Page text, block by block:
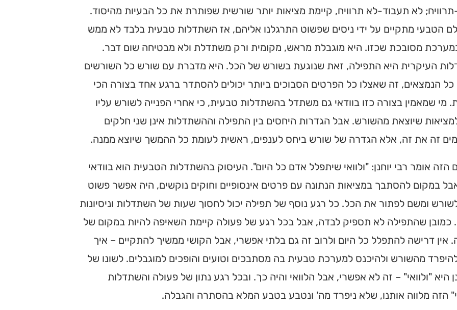
לא תעבוד-לא תרוויח, קיימת מציאות יותר שורשית שפותרת את כל הבעיות מהיסוד.
הטבעי מתקיים על ידי ניסים שפשוט התרגלנו אליהם, אז השתדלות טבעית בלבד לא ממש
מסובכת שכזו. היא מוגבלת מראש, מקומית ורק משתדלת ולא מבטיחה שום דבר.
העיקרית היא התפילה, זאת שנוגעת בשורש של הכל. היא מדברת עם שורש כל השורשים
כל הנמצאים, זה שאצלו כל הפרטים הסבוכים ביותר יכולים להסתדר ברגע אחד בצורה הכי
מי שמאמין בצורה כזו בוודאי גם משתדל בהשתדלות טבעית, כי אחרי הפנייה לשורש עליו
שיוצאת מהשורש. אבל הגדרות היחסים בין התפילה וההשתדלות אינן שני חלקים
זה את זה, אלא הגדרה של שורש ביחס לענפים, ראשית לעומת כל ההמשך שיוצא ממנה.
הזה אומר רבי יוחנן: "ולוואי שיתפלל אדם כל היום". העיסוק בהשתדלות הטבעית הוא בוודאי
במקום להסתבך במציאות הנתונה עם פרטים אינסופיים וחוקים נוקשים, היה אפשר פשוט
ומשם לפתור את הכל. כל רגע נוסף של תפילה יכול לחסוך שעות של השתדלות וניסיונות
כמובן שהתפילה לא תספיק לבדה, אבל בכל רגע של פעולה קיימת השאיפה להיות במקום של
אין דרישה להתפלל כל היום ולרוב זה גם בלתי אפשרי, אבל הקושי ממשיך להתקיים – איך
מהשורש ולהיכנס למערכת טבעית בה מסתבכים וטועים והופכים למוגבלים. לשונו של
היא "ולוואי" – זה לא אפשרי, אבל הלוואי והיה כך. ובכל רגע נתון של פעולה והשתדלות
הזה מלווה אותנו, שלא ניפרד מה' ונטבע בטבע המלא בהסתרה והגבלה.